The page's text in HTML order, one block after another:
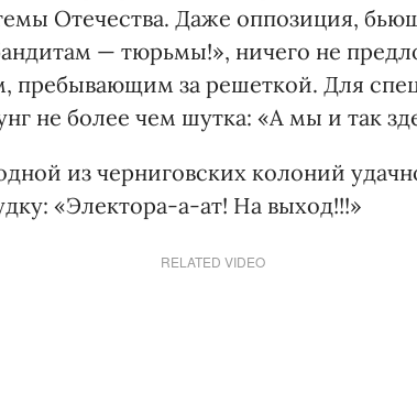
Отечества. Даже оппозиция,
— тюрьмы!», ничего не
пребывающим за решеткой. Для
не более чем шутка: «А мы и так
из черниговских колоний
«Электора-а-ат! На выход!!!»
RELATED VIDEO